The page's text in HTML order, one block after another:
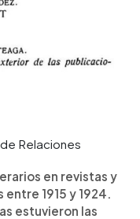
Relaciones
en revistas y
1915 y 1924.
estuvieron las